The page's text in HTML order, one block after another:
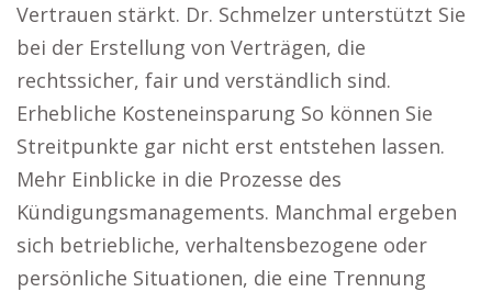
Vertrauen stärkt. Dr. Schmelzer unterstützt Sie
bei der Erstellung von Verträgen, die
rechtssicher, fair und verständlich sind.
Erhebliche Kosteneinsparung So können Sie
Streitpunkte gar nicht erst entstehen lassen.
Mehr Einblicke in die Prozesse des
Kündigungsmanagements. Manchmal ergeben
sich betriebliche, verhaltensbezogene oder
persönliche Situationen, die eine Trennung